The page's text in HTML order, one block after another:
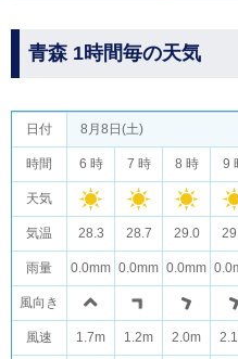
青森 1時間毎の天気
日付
時間
天気
気温
雨量
風向き
風速
8月8日(土)
6 時 7 時 8 時 9
28.3 28.7 29.0
0.0mm 0.0mm 0.0mm
1.7m 1.2m 2.0m